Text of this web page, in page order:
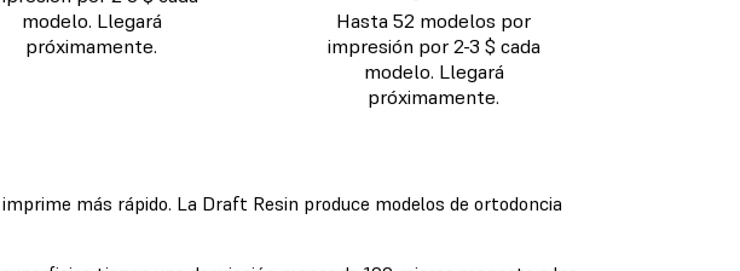
modelo. Llegará
próximamente.
Hasta 52 modelos por
impresión por 2-3 $ cada
modelo. Llegará
próximamente.
más rápido. La Draft Resin produce modelos de ortodoncia